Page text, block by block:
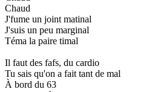
Chaud
J'fume un joint matinal
J'suis un peu marginal
Téma la paire timal
Il faut des fafs, du cardio
Tu sais qu'on a fait tant de mal
À bord du 63